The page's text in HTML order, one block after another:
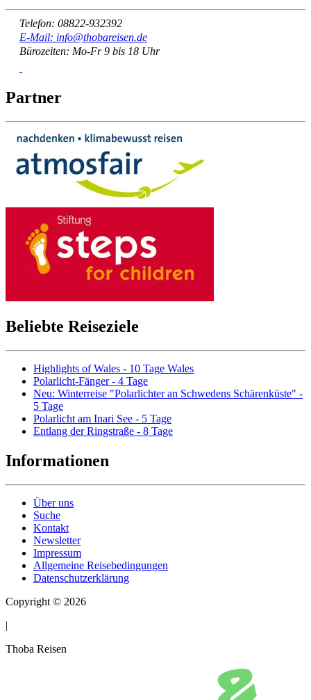
Telefon: 08822-932392
E-Mail: info@thobareisen.de
Bürozeiten: Mo-Fr 9 bis 18 Uhr
Partner
Beliebte Reiseziele
Highlights of Wales - 10 Tage Wales
Polarlicht-Fänger - 4 Tage
Neu: Winterreise "Polarlichter an Schwedens Schärenküste" -
5 Tage
Polarlicht am Inari See - 5 Tage
Entlang der Ringstraße - 8 Tage
Informationen
Über uns
Suche
Kontakt
Newsletter
Impressum
Allgemeine Reisebedingungen
Datenschutzerklärung
Copyright © 2026
|
Thoba Reisen